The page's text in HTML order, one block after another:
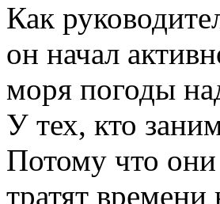
Как
он начал
моря погоды
У тех, кто
Потому что
тратят